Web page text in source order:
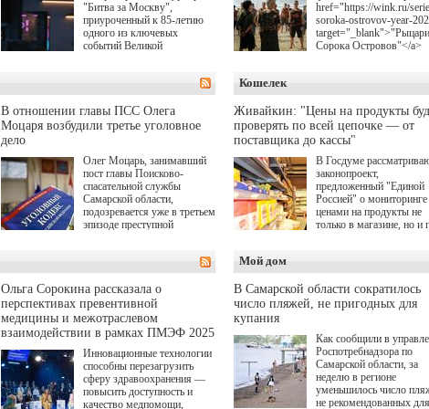
"Битва за Москву",
приуроченный к 85-летию
одного из ключевых
событий Великой
игре "Мир танков"
выступили "Ростелеком",
партия "Единая Россия",
игровая студия "Леста" и
href="https://wink.ru/
soroka-ostrovov-year-
target="_blank">"Рыцари
Сорока Островов"</a>
и НМГ) по мотивам
одноименного романа
Сергея Лукьяненко.
роли в проекте исполнили
Артем Кошман, Полина
Гухман, Вероника
Устимова, Олег
Святослав Рогожан,
Котрелёв, Никита
Кологривый, Елисей
Чучилин, Александра
Дмитрий Куличков и
Волкова в роли
Режиссер-постановщик
проекта — Егор
снова здравствуйте!").
В отношении главы ПСС Олега
Моцаря возбудили третье уголовное
дело
Олег Моцарь, занимавший
пост главы Поисково-
спасательной службы
Самарской области,
подозревается уже в третьем
эпизоде преступной
о превышении полномочий,
а сам он находится в СИЗО.
Кошелек
Живайкин: "Цены на продукты
проверять по всей цепочке — от
поставщика до кассы"
В Госдуме
законопроект,
предложенный "Единой
Россией" о мониторинге
ценами на продукты не
только в магазине, но и
подорожания было
где именно цена "поехала"
вверх и кто её разогнал.
Ольга Сорокина рассказала о
перспективах превентивной
медицины и межотраслевом
взаимодействии в рамках ПМЭФ 2025
Инновационные технологии
способны перезагрузить
сферу здравоохранения —
повысить доступность и
качество медпомощи,
Мой дом
В Самарской области сократилось
число пляжей, не пригодных для
купания
Как сообщили в
Роспотребнадзора по
Самарской области, за
неделю в регионе
уменьшилось число
не рекомендованных для